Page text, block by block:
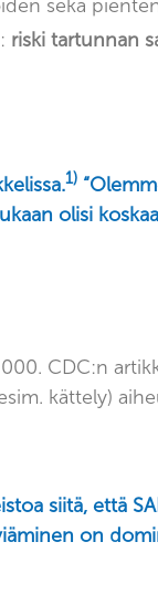
sekä
riski tartunnan
1)
olisi
CDC:n
kättely)
siitä, että
on